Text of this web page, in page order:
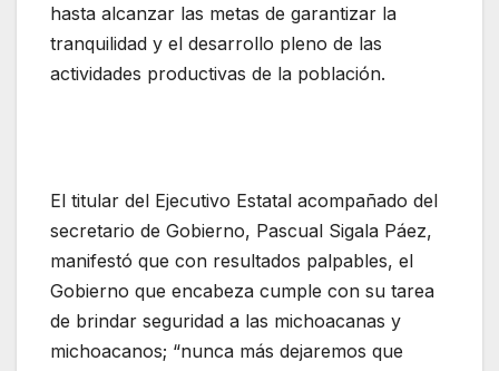
hasta alcanzar las metas de garantizar la
tranquilidad y el desarrollo pleno de las
actividades productivas de la población.
El titular del Ejecutivo Estatal acompañado del
secretario de Gobierno, Pascual Sigala Páez,
manifestó que con resultados palpables, el
Gobierno que encabeza cumple con su tarea
de brindar seguridad a las michoacanas y
michoacanos; “nunca más dejaremos que